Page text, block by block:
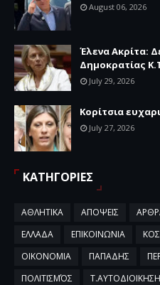
August 06, 2026
Έλενα Ακρίτα:
Δημοκρατίας
July 29, 2026
Κορίτσια
July 27, 2026
ΚΑΤΗΓΟΡΙΕΣ
ΑΘΛΗΤΙΚΑ ΑΠΟΨΕΙΣ
ΕΛΛΑΔΑ
ΕΠΙΚΟΙΝΩΝΙΑ
ΟΙΚΟΝΟΜΙΑ
ΠΑΠΑΔΗΣ
ΠΟΛΙΤΙΣΜΌΣ
Τ.ΑΥΤΟΔΙΟΙΚΗΣΗ